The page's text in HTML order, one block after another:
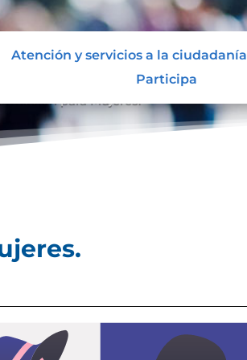
Atención y servicios a la ciudadanía
Participa